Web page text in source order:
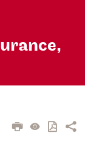
urance,